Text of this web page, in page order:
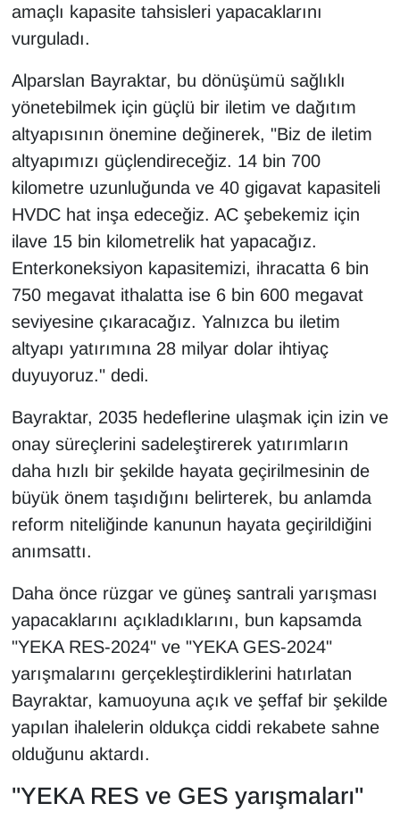
amaçlı kapasite tahsisleri yapacaklarını
vurguladı.
Alparslan Bayraktar, bu dönüşümü sağlıklı
yönetebilmek için güçlü bir iletim ve dağıtım
altyapısının önemine değinerek, "Biz de iletim
altyapımızı güçlendireceğiz. 14 bin 700
kilometre uzunluğunda ve 40 gigavat kapasiteli
HVDC hat inşa edeceğiz. AC şebekemiz için
ilave 15 bin kilometrelik hat yapacağız.
Enterkoneksiyon kapasitemizi, ihracatta 6 bin
750 megavat ithalatta ise 6 bin 600 megavat
seviyesine çıkaracağız. Yalnızca bu iletim
altyapı yatırımına 28 milyar dolar ihtiyaç
duyuyoruz." dedi.
Bayraktar, 2035 hedeflerine ulaşmak için izin ve
onay süreçlerini sadeleştirerek yatırımların
daha hızlı bir şekilde hayata geçirilmesinin de
büyük önem taşıdığını belirterek, bu anlamda
reform niteliğinde kanunun hayata geçirildiğini
anımsattı.
Daha önce rüzgar ve güneş santrali yarışması
yapacaklarını açıkladıklarını, bun kapsamda
"YEKA RES-2024" ve "YEKA GES-2024"
yarışmalarını gerçekleştirdiklerini hatırlatan
Bayraktar, kamuoyuna açık ve şeffaf bir şekilde
yapılan ihalelerin oldukça ciddi rekabete sahne
olduğunu aktardı.
"YEKA RES ve GES yarışmaları"